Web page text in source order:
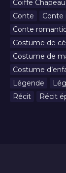
Coiffe Chapeau
Conte
Conte
Conte
Costume de
Costume de
Costume
Légende
Récit
Récit